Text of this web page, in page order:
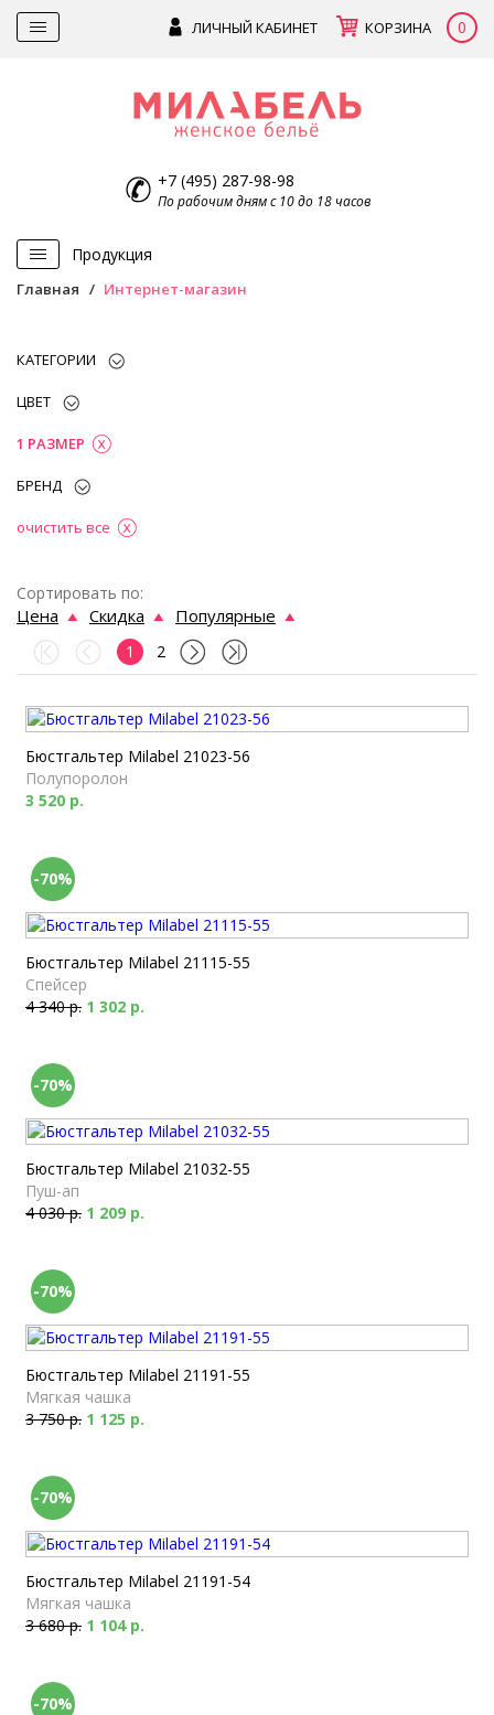
ЛИЧНЫЙ КАБИНЕТ КОРЗИНА 0
+7 (495) 287-98-98
По рабочим дням с 10 до 18 часов
Продукция
Главная Интернет-магазин
КАТЕГОРИИ
ЦВЕТ
1 РАЗМЕР
БРЕНД
очистить все
Сортировать по:
Цена Скидка Популярные
1 2
Бюстгальтер Milabel 21023-56
Полупоролон
3 520 р.
-70%
Бюстгальтер Milabel 21115-55
Спейсер
4 340 р. 1 302 р.
-70%
Бюстгальтер Milabel 21032-55
Пуш-ап
4 030 р. 1 209 р.
-70%
Бюстгальтер Milabel 21191-55
Мягкая чашка
3 750 р. 1 125 р.
-70%
Бюстгальтер Milabel 21191-54
Мягкая чашка
3 680 р. 1 104 р.
-70%